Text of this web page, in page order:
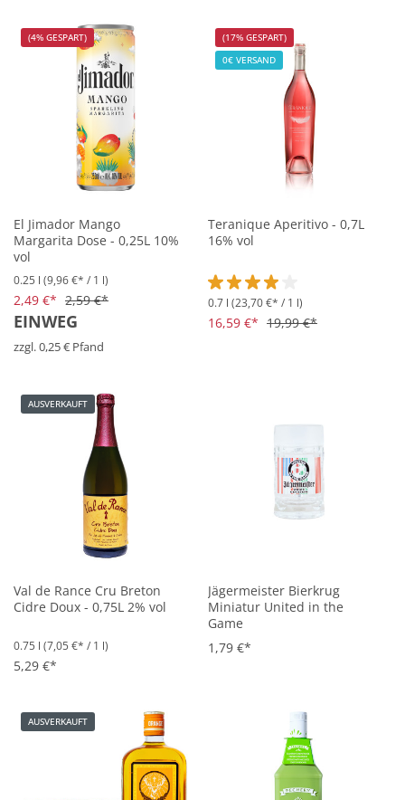
(4% GESPART)
El Jimador Mango
Margarita Dose - 0,25L 10%
vol
0.25 l (9,96 €* / 1 l)
2,49 €* 2,59 €*
EINWEG
zzgl. 0,25 € Pfand
(17% GESPART)
0€ VERSAND
Teranique Aperitivo - 0,7L
16% vol
Durchschnittliche Bewertung
0.7 l (23,70 €* / 1 l)
16,59 €* 19,99 €*
AUSVERKAUFT
Val de Rance Cru Breton
Cidre Doux - 0,75L 2% vol
0.75 l (7,05 €* / 1 l)
5,29 €*
Jägermeister Bierkrug
Miniatur United in the
Game
1,79 €*
AUSVERKAUFT